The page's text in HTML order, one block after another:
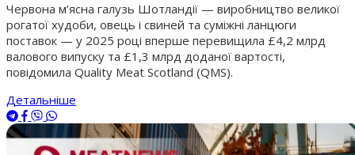
Червона м’ясна галузь Шотландії — виробництво великої
рогатої худоби, овець і свиней та суміжні ланцюги
поставок — у 2025 році вперше перевищила £4,2 млрд
валового випуску та £1,3 млрд доданої вартості,
повідомила Quality Meat Scotland (QMS).
Детальніше